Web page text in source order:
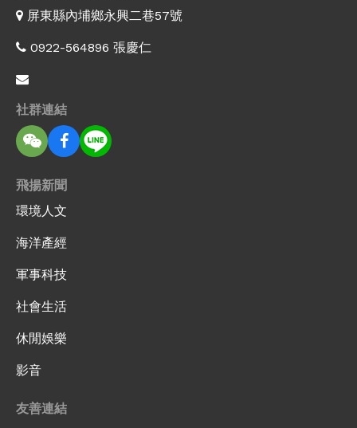
屏東縣內埔鄉永興二巷57號
0922-564896 張慶仁
社群連結
飛揚新聞
環境人文
海洋產經
軍事科技
社會生活
休閒娛樂
影音
友善連結